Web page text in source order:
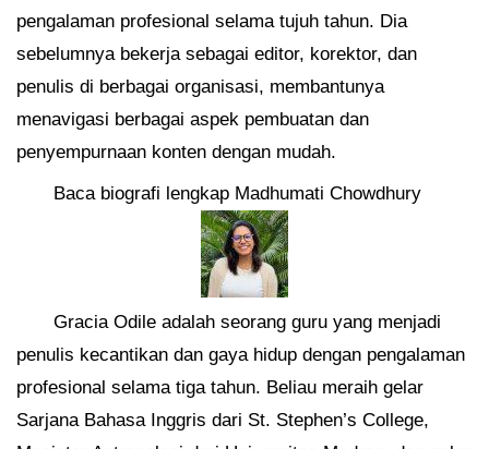
pengalaman profesional selama tujuh tahun. Dia
sebelumnya bekerja sebagai editor, korektor, dan
penulis di berbagai organisasi, membantunya
menavigasi berbagai aspek pembuatan dan
penyempurnaan konten dengan mudah.
Baca biografi lengkap Madhumati Chowdhury
Gracia Odile adalah seorang guru yang menjadi
penulis kecantikan dan gaya hidup dengan pengalaman
profesional selama tiga tahun. Beliau meraih gelar
Sarjana Bahasa Inggris dari St. Stephen’s College,